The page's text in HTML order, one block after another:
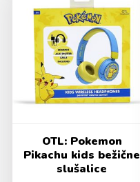
OTL: Pokemon
Pikachu kids bežične
slušalice